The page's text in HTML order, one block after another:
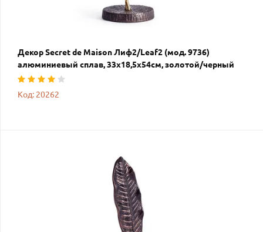
Декор Secret de Maison Лиф2/Leaf2 (мод. 9736)
алюминиевый сплав, 33х18,5х54см, золотой/черный
Код: 20262